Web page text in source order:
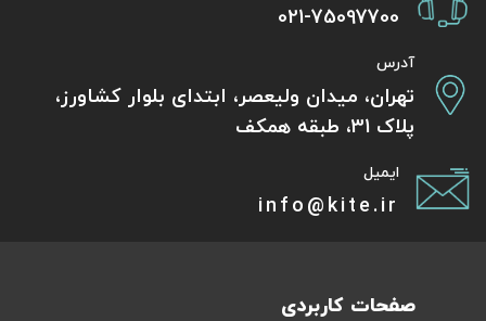
021-75097700
آدرس
تهران، میدان ولیعصر، ابتدای بلوار کشاورز،
پلاک 31، طبقه همکف
ایمیل
info@kite.ir
صفحات کاربردی